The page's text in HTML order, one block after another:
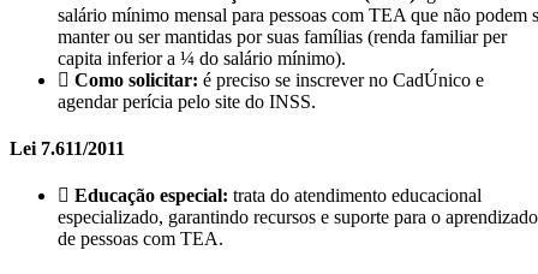
salário mínimo mensal para pessoas com TEA que não podem
manter ou ser mantidas por suas famílias (renda familiar per
capita inferior a ¼ do salário mínimo).
Como solicitar: é preciso se inscrever no CadÚnico e
agendar perícia pelo site do INSS.
Lei 7.611/2011
Educação especial: trata do atendimento educacional
especializado, garantindo recursos e suporte para o aprendizado
de pessoas com TEA.